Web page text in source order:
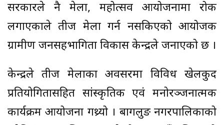
सरकारले नै मेला, महोत्सव आयोजनामा रोक
लगाएकाले तीज मेला गर्न नसकिएको आयोजक
ग्रामीण जनसहभागिता विकास केन्द्रले जनाएको छ ।
केन्द्रले तीज मेलाका अवसरमा विविध खेलकुद
प्रतियोगितासहित सांस्कृतिक एवं मनोरञ्जनात्मक
कार्यक्रम आयोजना गथ्र्यो । बागलुङ नगरपालिकाको